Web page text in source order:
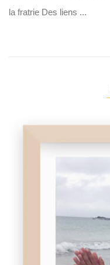
la fratrie Des liens ...